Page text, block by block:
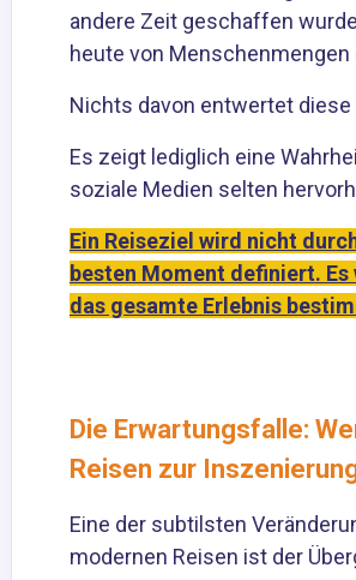
andere Zeit geschaffen
heute von
Nichts davon entwertet diese
Es zeigt lediglich eine
soziale Medien selten
Ein Reiseziel wird nicht
besten Moment definiert. Es
das gesamte Erlebnis
Die Erwartungsfalle:
Reisen zur
Eine der subtilsten
modernen Reisen ist der